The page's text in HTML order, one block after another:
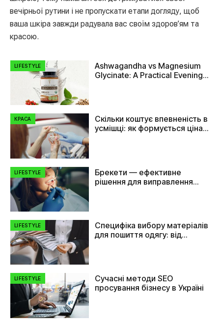
вечірньої рутини і не пропускати етапи догляду, щоб
ваша шкіра завжди радувала вас своїм здоров’ям та
красою.
LIFESTYLE
Ashwagandha vs Magnesium
Glycinate: A Practical Evening
КРАСА
Скільки коштує впевненість в
усмішці: як формується ціна
LIFESTYLE
Брекети — ефективне
рішення для виправлення
LIFESTYLE
Специфіка вибору матеріалів
для пошиття одягу: від
LIFESTYLE
Сучасні методи SEO
просування бізнесу в Україні